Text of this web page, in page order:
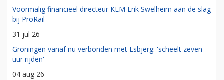
Voormalig financieel directeur KLM Erik Swelheim aan de slag
bij ProRail
31 jul 26
Groningen vanaf nu verbonden met Esbjerg: 'scheelt zeven
uur rijden'
04 aug 26